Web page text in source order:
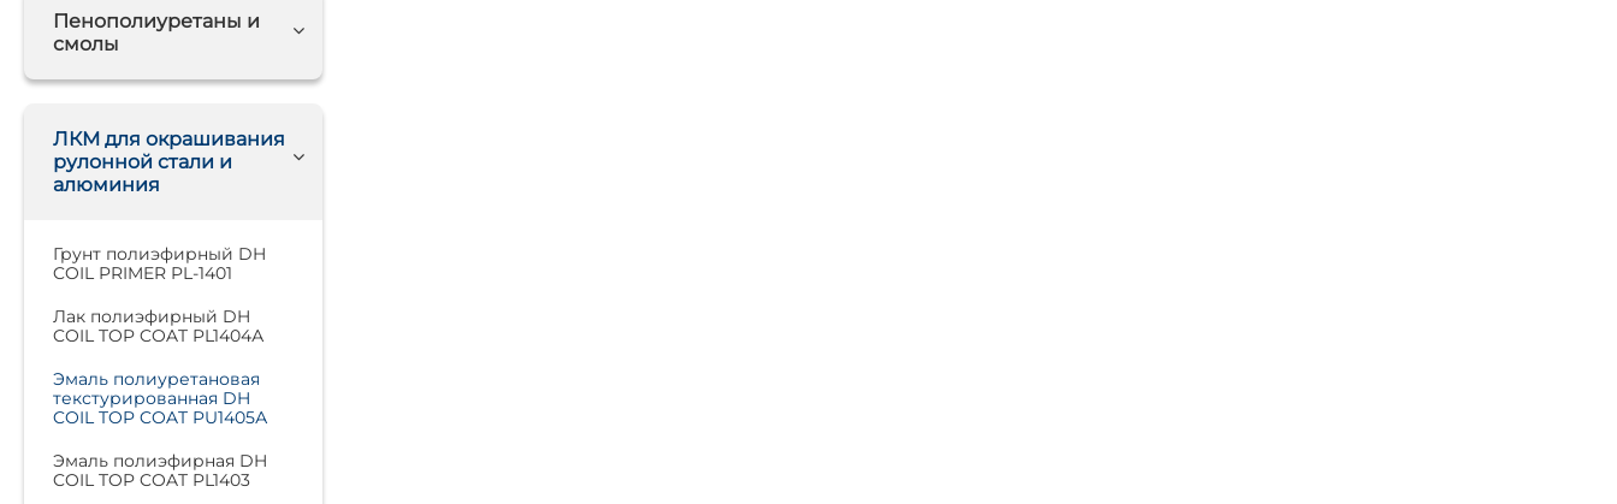
Пенополиуретаны и
смолы
ЛКМ для окрашивания
рулонной стали и
алюминия
Грунт полиэфирный DH
COIL PRIMER PL-1401
Лак полиэфирный DH
COIL TOP COAT PL1404А
Эмаль полиуретановая
текстурированная DH
COIL TOP COAT PU1405А
Эмаль полиэфирная DH
COIL TOP COAT PL1403